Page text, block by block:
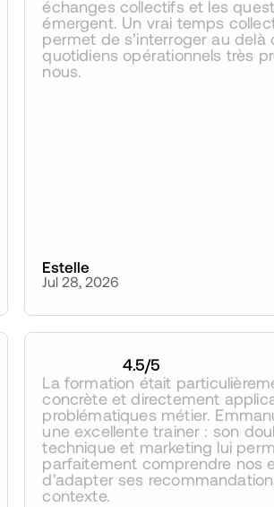
échanges collectifs et les
émergent. Un vrai temps
permet de s’interroger au delà
quotidiens opérationnels très
nous.
Estelle
Jul 28, 2026
4.5/5
La formation était
concrète et directement
problématiques métier.
une excellente trainer : son
technique et marketing lui
parfaitement comprendre nos
d’adapter ses
contexte.